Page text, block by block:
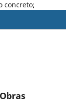
concreto;